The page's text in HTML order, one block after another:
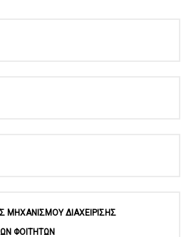
ΜΗΧΑΝΙΣΜΟΥ ΔΙΑΧΕΙΡΙΣΗΣ
ΦΟΙΤΗΤΩΝ